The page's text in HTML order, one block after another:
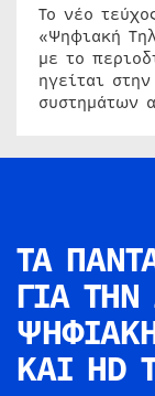
Το νέο
«Ψηφιακή
με το
ηγείται
συστημάτων
ΤΑ
ΓΙΑ ΤΗΝ
ΚΑΙ HD